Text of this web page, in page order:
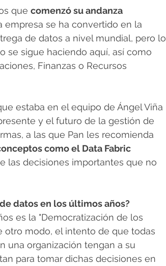
que comenzó su andanza
empresa se ha convertido en la
de datos a nivel mundial, pero lo
se sigue haciendo aquí, así como
Finanzas o Recursos
estaba en el equipo de Ángel Viña
y el futuro de la gestión de
a las que Pan les recomienda
como el Data Fabric
las decisiones importantes que no
datos en los últimos años?
es la "Democratización de los
otro modo, el intento de que todas
una organización tengan a su
para tomar dichas decisiones en